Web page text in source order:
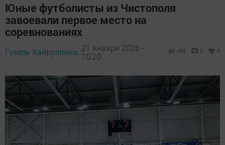
Юные футболисты из Чистополя
завоевали первое место на
соревнованиях
Гузель Хайруллина, 21 января 2026 -
10:20
465 0 0